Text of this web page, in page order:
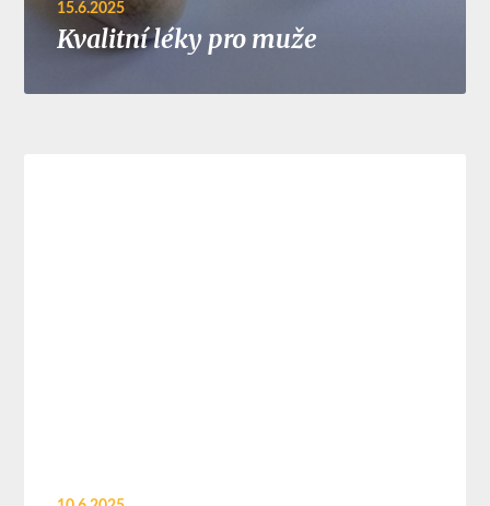
15.6.2025
Kvalitní léky pro muže